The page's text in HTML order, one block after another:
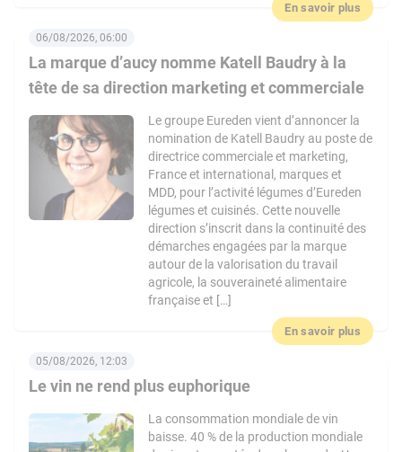
En savoir plus
La marque d’aucy nomme Katell Baudry à la
tête de sa direction marketing et commerciale
06/08/2026, 06:00
Le groupe Eureden vient d’annoncer la
nomination de Katell Baudry au poste de
directrice commerciale et marketing,
France et international, marques et
MDD, pour l’activité légumes d’Eureden
légumes et cuisinés. Cette nouvelle
direction s’inscrit dans la continuité des
démarches engagées par la marque
autour de la valorisation du travail
agricole, la souveraineté alimentaire
française et […]
En savoir plus
Le vin ne rend plus euphorique
05/08/2026, 12:03
La consommation mondiale de vin
baisse. 40 % de la production mondiale